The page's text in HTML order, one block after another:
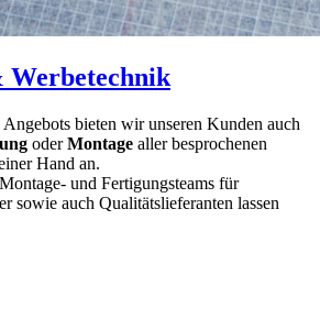
Werbetechnik
bieten wir unseren Kunden auch
oderMontage aller besprochenen
Hand an.
und Fertigungsteams für
sowie auch Qualitätslieferanten lassen